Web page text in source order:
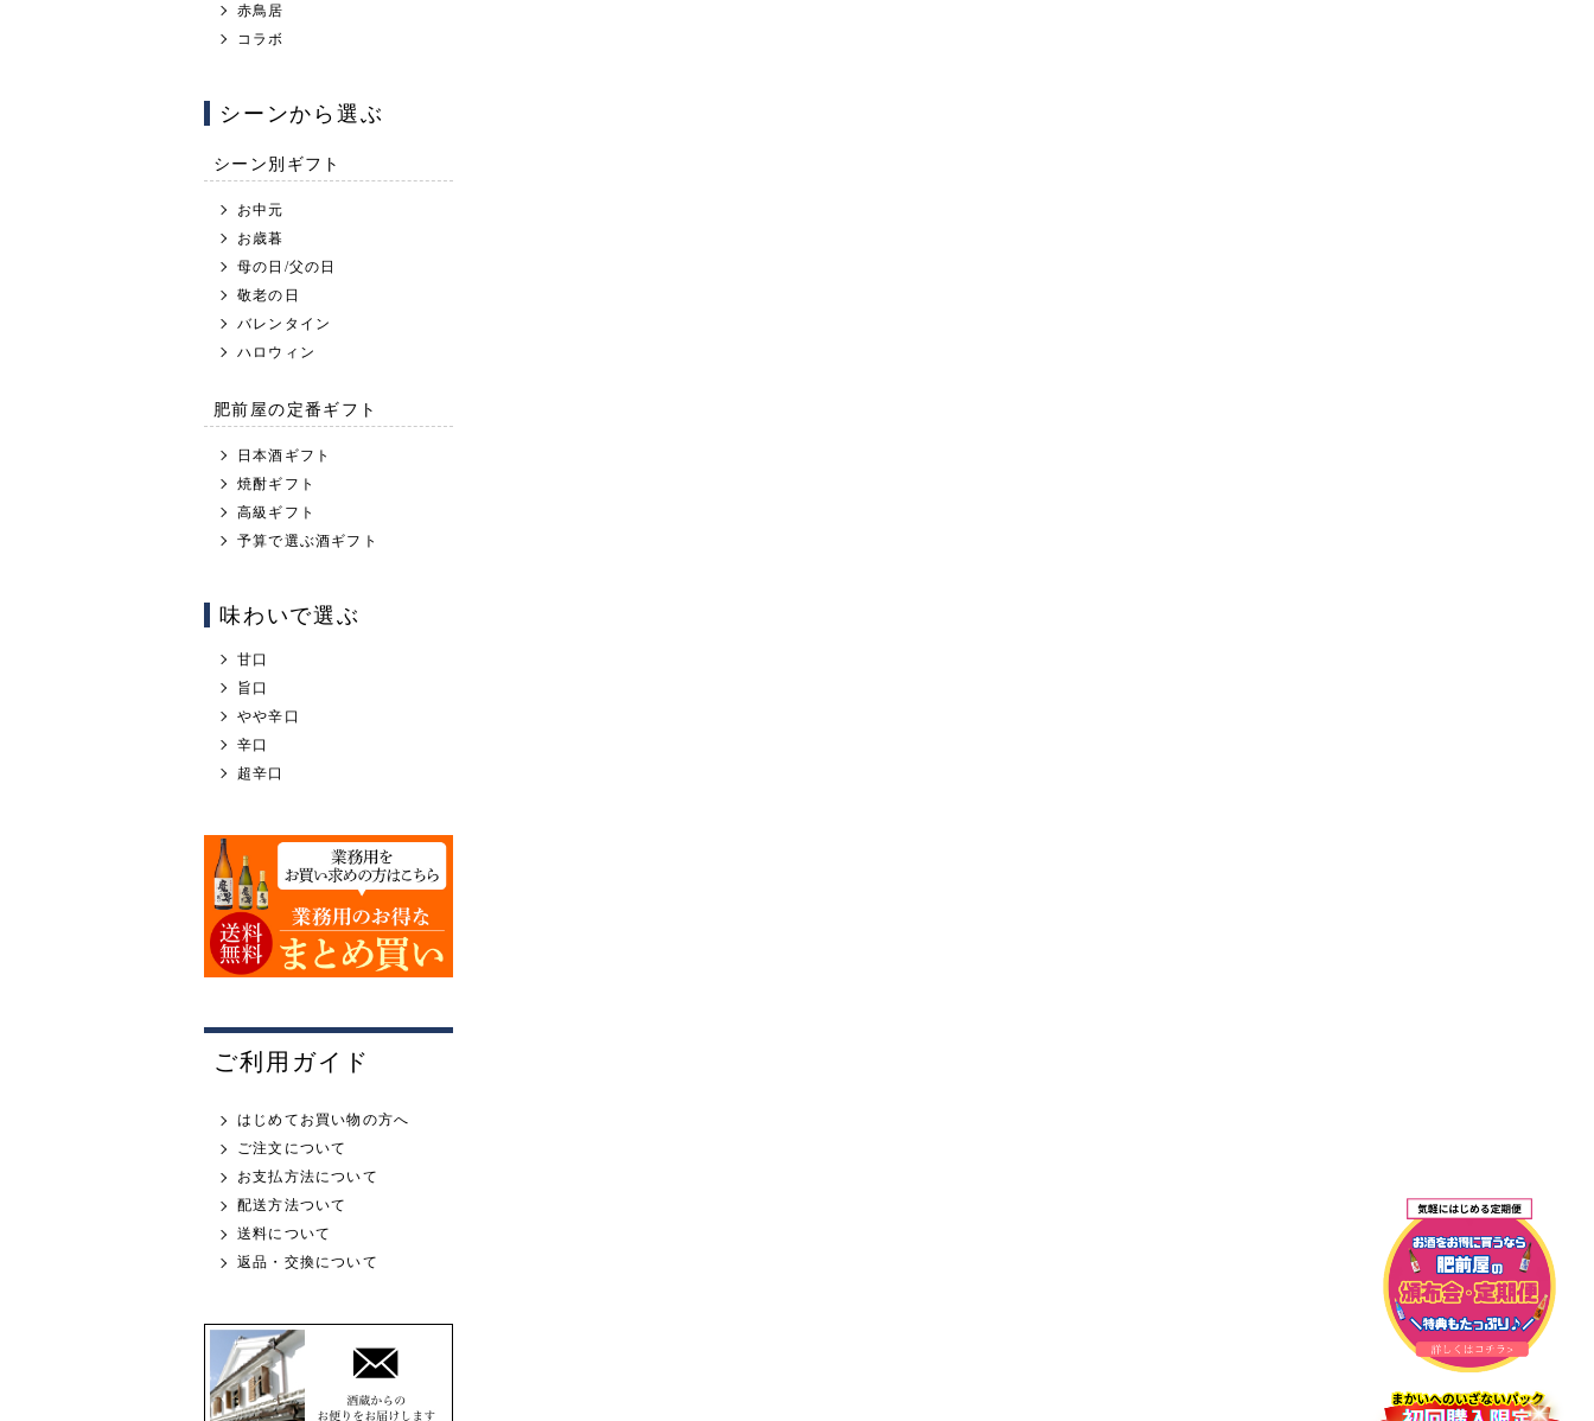
赤鳥居
コラボ
シーンから選ぶ
シーン別ギフト
お中元
お歳暮
母の日/父の日
敬老の日
バレンタイン
ハロウィン
肥前屋の定番ギフト
日本酒ギフト
焼酎ギフト
高級ギフト
予算で選ぶ酒ギフト
味わいで選ぶ
甘口
旨口
やや辛口
辛口
超辛口
ご利用ガイド
はじめてお買い物の方へ
ご注文について
お支払方法について
配送方法ついて
送料について
返品・交換について